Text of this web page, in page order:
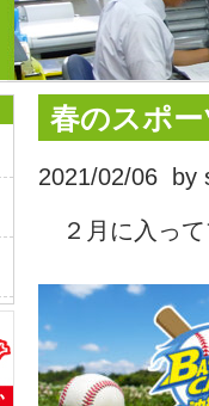
春のスポ
2021/02/06 by
２月に入って